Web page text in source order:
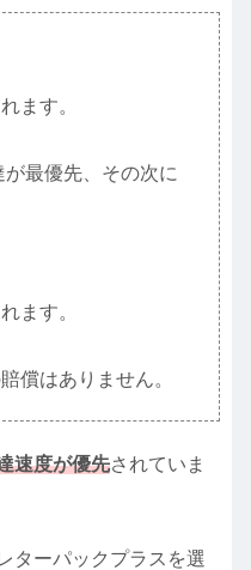
ます。
最優先、その次に
ます。
償はありません。
速度が優先されていま
ターパックプラスを選